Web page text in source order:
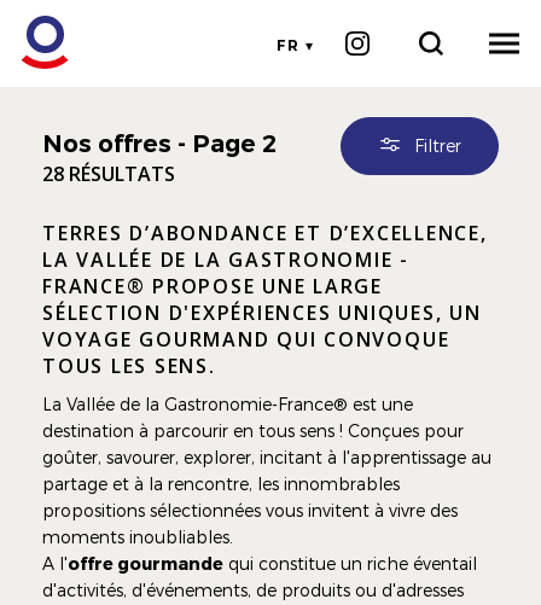
FR
Nos offres - Page 2 Filtrer
28 RÉSULTATS
TERRES D’ABONDANCE ET D’EXCELLENCE,
LA VALLÉE DE LA GASTRONOMIE -
FRANCE® PROPOSE UNE LARGE
SÉLECTION D'EXPÉRIENCES UNIQUES, UN
VOYAGE GOURMAND QUI CONVOQUE
TOUS LES SENS.
La Vallée de la Gastronomie-France® est une
destination à parcourir en tous sens ! Conçues pour
goûter, savourer, explorer, incitant à l'apprentissage au
partage et à la rencontre, les innombrables
propositions sélectionnées vous invitent à vivre des
moments inoubliables.
A l'offre gourmande qui constitue un riche éventail
d'activités, d'événements, de produits ou d'adresses